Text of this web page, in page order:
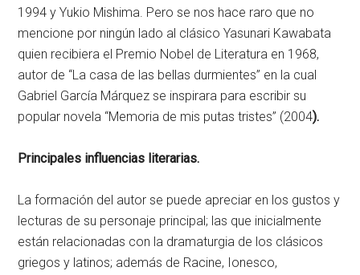
1994 y Yukio Mishima. Pero se nos hace raro que no
mencione por ningún lado al clásico Yasunari Kawabata
quien recibiera el Premio Nobel de Literatura en 1968,
autor de “La casa de las bellas durmientes” en la cual
Gabriel García Márquez se inspirara para escribir su
popular novela “Memoria de mis putas tristes” (2004).
Principales influencias literarias.
La formación del autor se puede apreciar en los gustos y
lecturas de su personaje principal; las que inicialmente
están relacionadas con la dramaturgia de los clásicos
griegos y latinos; además de Racine, Ionesco,